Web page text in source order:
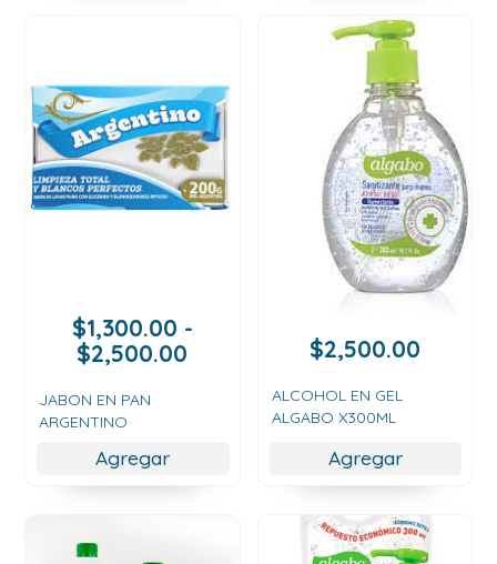
$1,300.00 -
$2,500.00
precios:
JABON EN PAN
ARGENTINO
Agregar
$2,500.00
ALCOHOL EN GEL
ALGABO X300ML
Agregar